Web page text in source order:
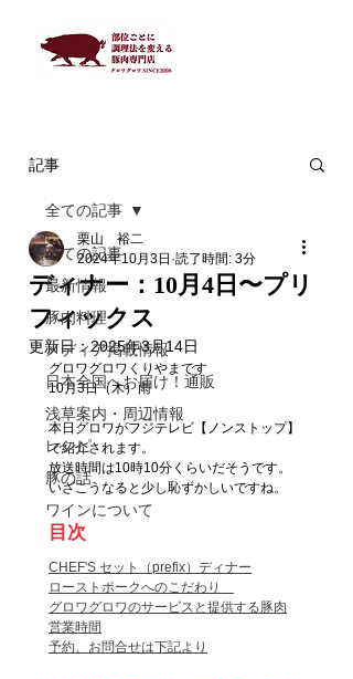
記事
全ての記事
最新情報
豚肉料理
メディア掲載情報
日本全国へお届け！通販
浅草案内・周辺情報
レシピ
豚の話
ワインについて
全ての記事
ディナー：10月4日〜プリ
フィックス
栗山 裕二
2024年10月3日 読了時間: 3分
更新日：2025年3月14日
グロワグロワくりやまです
10月3日（木）雨
本日グロワがフジテレビ【ノンストップ】
で紹介されます。
放送時間は10時10分くらいだそうです。
いざこうなると少し恥ずかしいですね。
目次
CHEF'S セット（prefix）ディナー
ローストポークへのこだわり
グロワグロワのサービスと提供する豚肉
営業時間
予約、お問合せは下記より